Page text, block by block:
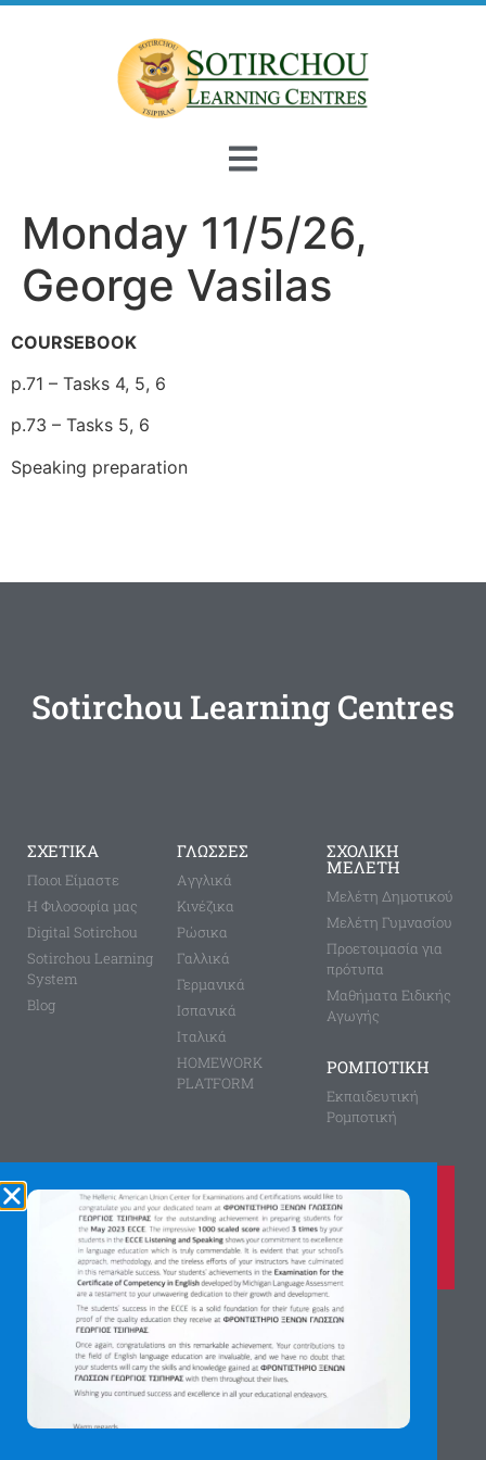
Monday 11/5/26,
George Vasilas
COURSEBOOK
p.71 – Tasks 4, 5, 6
p.73 – Tasks 5, 6
Speaking preparation
Sotirchou Learning Centres
ΣΧΕΤΙΚΑ
Ποιοι Είμαστε
Η Φιλοσοφία μας
Digital Sotirchou
Sotirchou Learning
System
Blog
ΓΛΩΣΣΕΣ
Aγγλικά
Κινέζικα
Ρώσικα
Γαλλικά
Γερμανικά
Ισπανικά
Ιταλικά
HOMEWORK
PLATFORM
ΣΧΟΛΙΚΗ
ΜΕΛΕΤΗ
Μελέτη Δημοτικού
Μελέτη Γυμνασίου
Προετοιμασία για
πρότυπα
Μαθήματα Ειδικής
Αγωγής
ΡΟΜΠΟΤΙΚΗ
Εκπαιδευτική
Ρομποτική
Καλέστε μας τώρα στο
210 8028149
για περισσότερες πληροφορίες
Αγίας Παρασκευής 8, Άνω Πεύκη
Αργύρη Γεωργίου 2, Λυκόβρυση
Πατήστε εδώ για χάρτη